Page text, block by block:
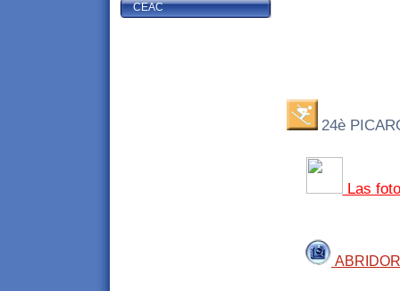
CEAC
24è
Las